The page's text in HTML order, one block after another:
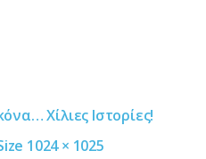
Χίλιες Ιστορίες!
1024 × 1025